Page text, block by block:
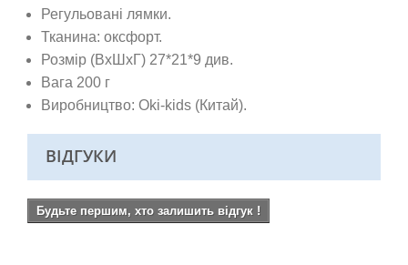
Регульовані лямки.
Тканина: оксфорт.
Розмір (ВхШхГ) 27*21*9 див.
Вага 200 г
Виробництво: Oki-kids (Китай).
ВІДГУКИ
Будьте першим, хто залишить відгук !